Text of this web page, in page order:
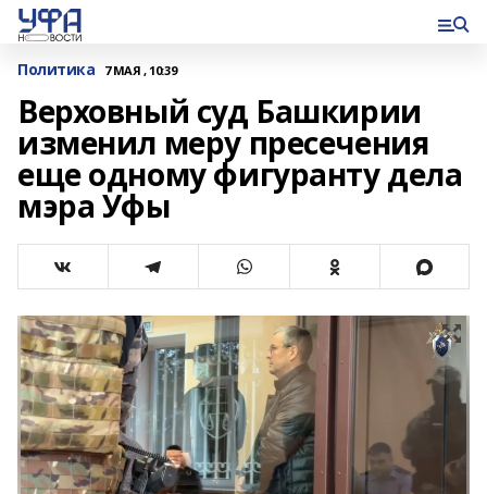
Политика 7 МАЯ , 10:39
Верховный суд Башкирии
изменил меру пресечения
еще одному фигуранту дела
мэра Уфы